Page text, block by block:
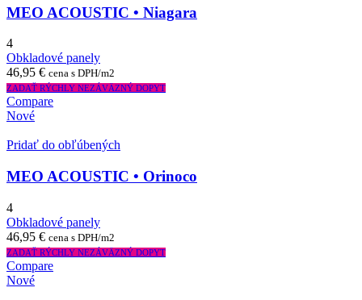
MEO ACOUSTIC • Niagara
4
Obkladové panely
46,95 € cena s DPH/m2
ZADAŤ RÝCHLY NEZÁVÄZNÝ DOPYT
Compare
Nové
Pridať do obľúbených
MEO ACOUSTIC • Orinoco
4
Obkladové panely
46,95 € cena s DPH/m2
ZADAŤ RÝCHLY NEZÁVÄZNÝ DOPYT
Compare
Nové